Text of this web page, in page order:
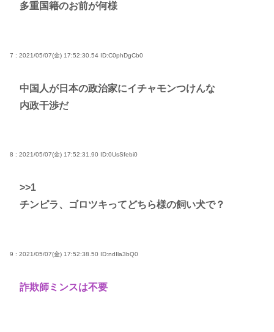
多重国籍のお前が何様
7 : 2021/05/07(金) 17:52:30.54 ID:C0phDgCb0
中国人が日本の政治家にイチャモンつけんな
内政干渉だ
8 : 2021/05/07(金) 17:52:31.90 ID:0UsSfebi0
>>1
チンピラ、ゴロツキってどちら様の飼い犬で？
9 : 2021/05/07(金) 17:52:38.50 ID:ndIla3bQ0
詐欺師ミンスは不要